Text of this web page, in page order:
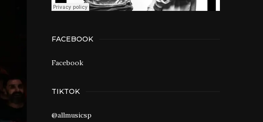
FACEBOOK
Facebook
TIKTOK
@allmusicsp